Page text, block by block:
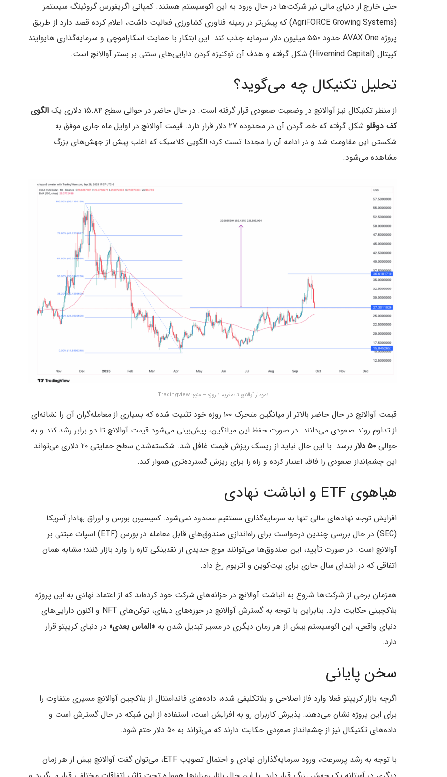
حتی خارج از دنیای مالی نیز شرکت‌ها در حال ورود به این اکوسیستم هستند. کمپانی اگریفورس گروئینگ سیستمز
(AgriFORCE Growing Systems) که پیش‌تر در زمینه فناوری کشاورزی فعالیت داشت، اعلام کرده قصد دارد از طریق
پروژه AVAX One حدود ۵۵۰ میلیون دلار سرمایه جذب کند. این ابتکار با حمایت اسکاراموچی و سرمایه‌گذاری هایوایند
کپیتال (Hivemind Capital) شکل گرفته و هدف آن توکنیزه کردن دارایی‌های سنتی بر بستر آوالانچ است.
تحلیل تکنیکال چه می‌گوید؟
از منظر تکنیکال نیز آوالانچ در وضعیت صعودی قرار گرفته است. در حال حاضر در حوالی سطح ۱۵.۸۴ دلاری یک
الگوی
کف دوقلو
شکل گرفته که خط گردن آن در محدوده ۲۷ دلار قرار دارد. قیمت آوالانچ در اوایل ماه جاری موفق به
شکستن این مقاومت شد و در ادامه آن را مجددا تست کرد؛ الگویی کلاسیک که اغلب پیش از جهش‌های بزرگ
مشاهده می‌شود.
نمودار آوالانچ تایم‌فریم ۱ روزه – منبع: Tradingview
قیمت آوالانچ در حال حاضر بالاتر از میانگین متحرک ۱۰۰ روزه خود تثبیت شده که بسیاری از معامله‌گران آن را نشانه‌ای
از تداوم روند صعودی می‌دانند. در صورت حفظ این میانگین، پیش‌بینی می‌شود قیمت آوالانچ تا دو برابر رشد کند و به
حوالی ۵۰ دلار
برسد. با این حال نباید از ریسک ریزش قیمت غافل شد. شکسته‌شدن سطح حمایتی ۲۰ دلاری می‌تواند
این چشم‌انداز صعودی را فاقد اعتبار کرده و راه را برای ریزش گسترده‌تری هموار کند.
هیاهوی ETF و انباشت نهادی
افزایش توجه نهادهای مالی تنها به سرمایه‌گذاری مستقیم محدود نمی‌شود. کمیسیون بورس و اوراق بهادار آمریکا
(SEC) در حال بررسی چندین درخواست برای راه‌اندازی صندوق‌های قابل معامله در بورس (ETF) اسپات مبتنی بر
آوالانچ است. در صورت تأیید، این صندوق‌ها می‌توانند موج جدیدی از نقدینگی تازه را وارد بازار کنند؛ مشابه همان
اتفاقی که در ابتدای سال جاری برای بیت‌کوین و اتریوم رخ داد.
همزمان برخی از شرکت‌ها شروع به انباشت آوالانچ در خزانه‌های شرکت خود کرده‌اند که از اعتماد نهادی به این پروژه
بلاکچینی حکایت دارد. بنابراین با توجه به گسترش آوالانچ در حوزه‌های دیفای، توکن‌های NFT و اکنون دارایی‌های
دنیای واقعی، این اکوسیستم بیش از هر زمان دیگری در مسیر تبدیل شدن به «الماس بعدی» در دنیای کریپتو قرار
دارد.
سخن پایانی
اگرچه بازار کریپتو فعلا وارد فاز اصلاحی و بلاتکلیفی شده، داده‌های فاندامنتال از بلاکچین آوالانچ مسیری متفاوت را
برای این پروژه نشان می‌دهند: پذیرش کاربران رو به افزایش است، استفاده از این شبکه در حال گسترش است و
داده‌های تکنیکال نیز از چشم‌انداز صعودی حکایت دارند که می‌تواند به ۵۰ دلار ختم شود.
با توجه به رشد پرسرعت، ورود سرمایه‌گذاران نهادی و احتمال تصویب ETF، می‌توان گفت آوالانچ بیش از هر زمان